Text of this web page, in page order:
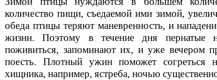
количество пищи, съедаемой ими зимой,
обеда птицы теряют маневренность, и
жизни. Поэтому в течение дня пернатые
поживиться, запоминают их, и уже вечером
поесть. Плотный ужин поможет согреться
хищника, например, ястреба, ночью